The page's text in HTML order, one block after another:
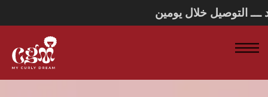
التقليد ـــ التوصيل خلال يومين